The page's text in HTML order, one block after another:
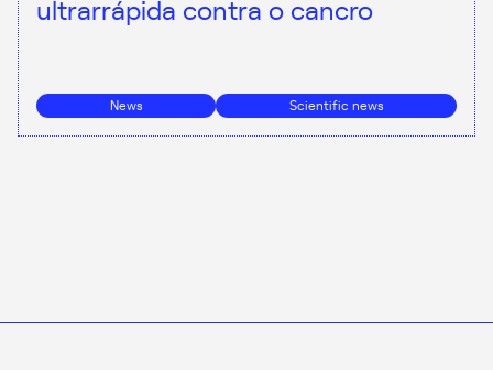
ultrarrápida contra o cancro
News Scientific news